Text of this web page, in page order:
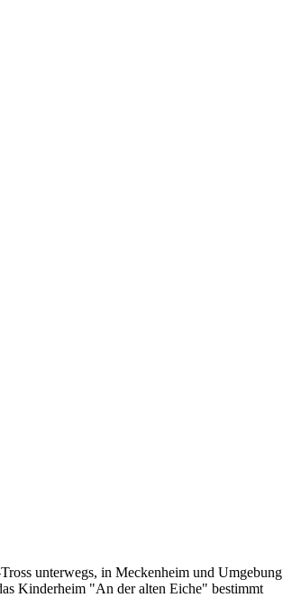
unterwegs, in Meckenheim und Umgebung
Kinderheim "An der alten Eiche" bestimmt